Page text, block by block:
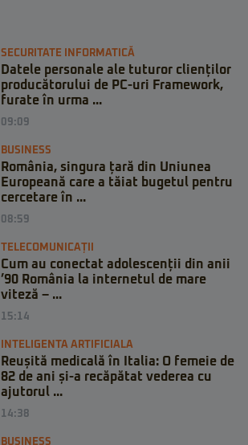
SECURITATE INFORMATICĂ
Datele personale ale tuturor clienților
producătorului de PC-uri Framework,
furate în urma ...
09:09
BUSINESS
România, singura țară din Uniunea
Europeană care a tăiat bugetul pentru
cercetare în ...
08:59
TELECOMUNICAȚII
Cum au conectat adolescenții din anii
’90 România la internetul de mare
viteză – ...
15:14
INTELIGENTA ARTIFICIALA
Reușită medicală în Italia: O femeie de
82 de ani și-a recăpătat vederea cu
ajutorul ...
14:38
BUSINESS